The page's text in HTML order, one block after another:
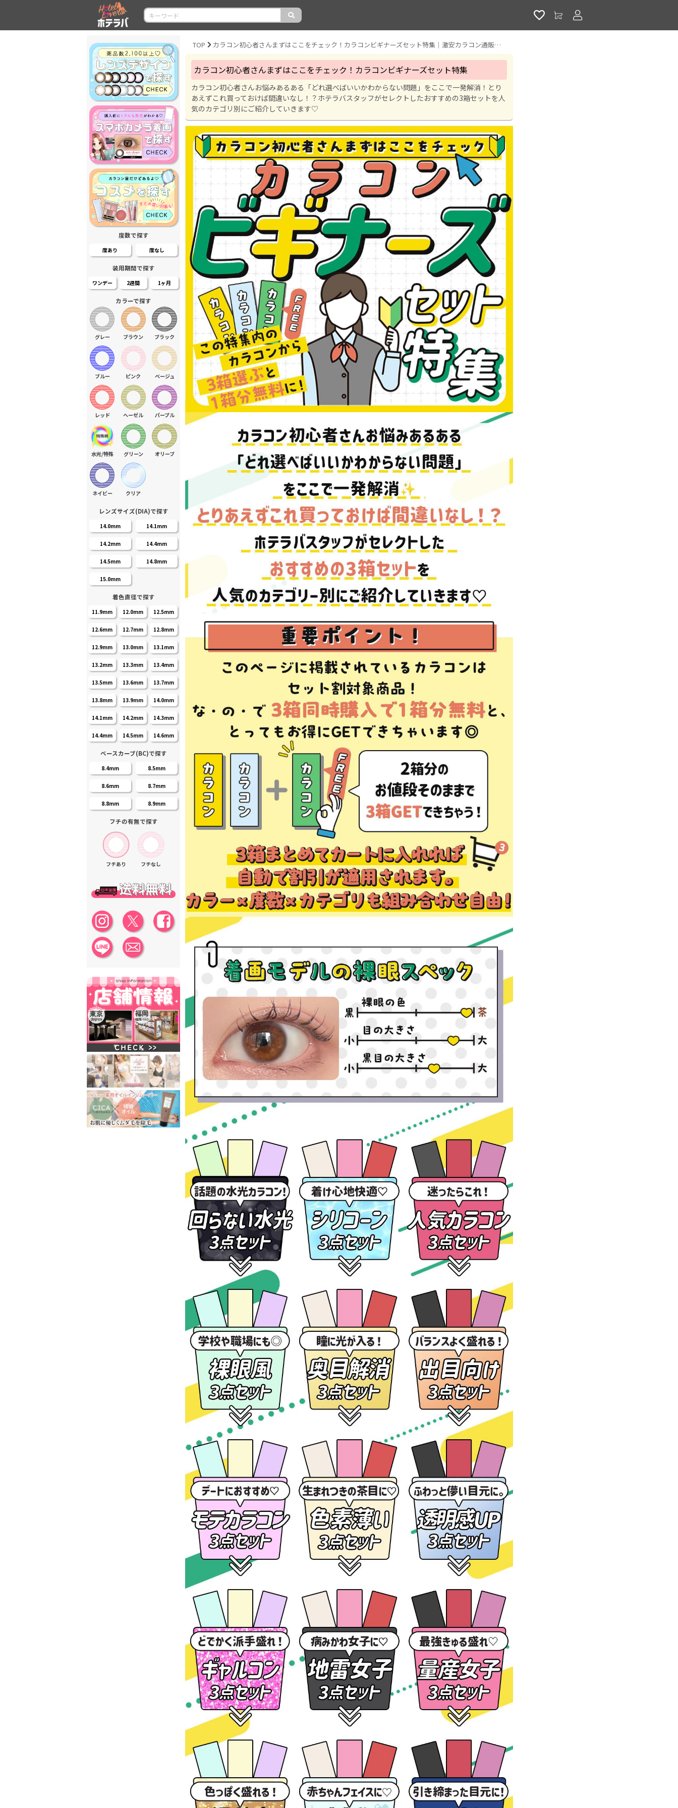
度数で探す
度あり 度なし
装用期間で探す
ワンデー 2週間 1ヶ月
カラーで探す
グレー ブラウン ブラック
ブルー ピンク ベージュ
レッド ヘーゼル パープル
水光/特殊 グリーン オリーブ
ネイビー クリア
レンズサイズ(DIA)で探す
14.0mm 14.1mm
14.2mm 14.4mm
14.5mm 14.8mm
15.0mm
着色直径で探す
11.9mm 12.0mm 12.5mm
12.6mm 12.7mm 12.8mm
12.9mm 13.0mm 13.1mm
13.2mm 13.3mm 13.4mm
13.5mm 13.6mm 13.7mm
13.8mm 13.9mm 14.0mm
14.1mm 14.2mm 14.3mm
14.4mm 14.5mm 14.6mm
ベースカーブ(BC)で探す
8.4mm 8.5mm
8.6mm 8.7mm
8.8mm 8.9mm
フチの有無で探す
フチあり フチなし
TOP カラコン初心者さんまずはここをチェック！カラコンビギナーズセット特集｜激安カラコン通販ホテラバ
カラコン初心者さんまずはここをチェック！カラコンビギナーズセット特集
カラコン初心者さんお悩みあるある「どれ選べばいいかわからない問題」をここで一発解消！とり
あえずこれ買っておけば間違いなし！？ホテラバスタッフがセレクトしたおすすめの3箱セットを人
気のカテゴリ別にご紹介していきます♡